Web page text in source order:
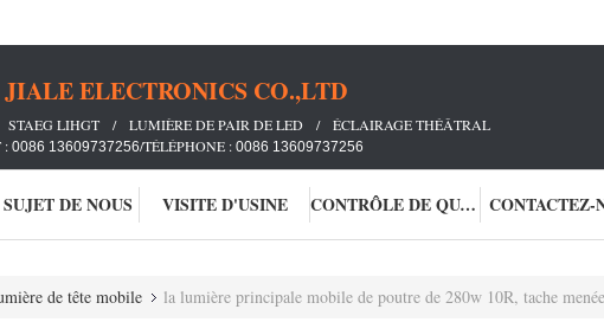
ELECTRONICS CO.,LTD
LIHGT / LUMIÈRE DE PAIR DE LED / ÉCLAIRAGE THÉÂTRAL
: 0086 13609737256/TÉLÉPHONE : 0086 13609737256
DE NOUS VISITE D'USINE CONTRÔLE DE QUALITÉ CONTACTEZ-
de tête mobile la lumière principale mobile de poutre de 280w 10R, tache menée principale mobile